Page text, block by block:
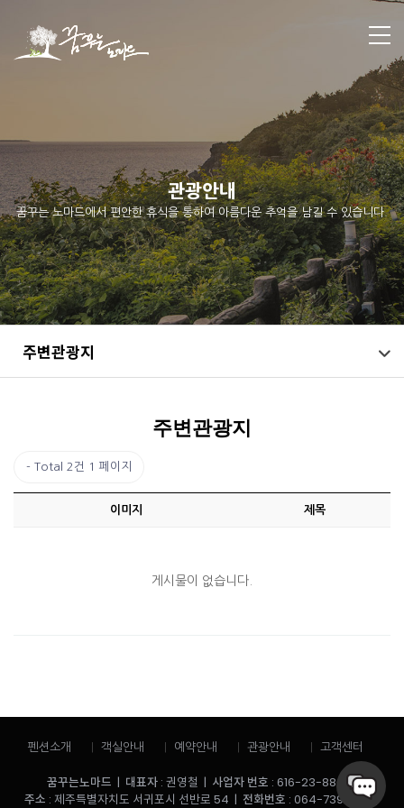
관광안내
꿈꾸는 노마드에서 편안한 휴식을 통하여 아름다운 추억을 남길 수 있습니다.
주변관광지
주변관광지
Total 2건 1 페이지
이미지 제목
게시물이 없습니다.
펜션소개 객실안내 예약안내 관광안내 고객센터
꿈꾸는노마드 | 대표자: 권영철 | 사업자 번호 : 616-23-88038
주소 : 제주특별자치도 서귀포시 선반로 54 | 전화번호 : 064-739-3114 /